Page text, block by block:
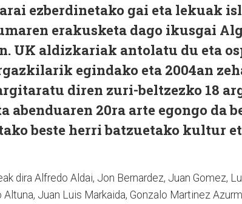
ezberdinetako gai eta lekuak
erakusketa dago ikusgai
UK aldizkariak antolatu du eta
egindako eta 2004an
diren zuri-beltzezko 18
abenduaren 20ra arte egongo da
beste herri batzuetako kultur
dira Alfredo Aldai, Jon Bernardez, Juan Gomez,
Altuna, Juan Luis Markaida, Gonzalo Martinez